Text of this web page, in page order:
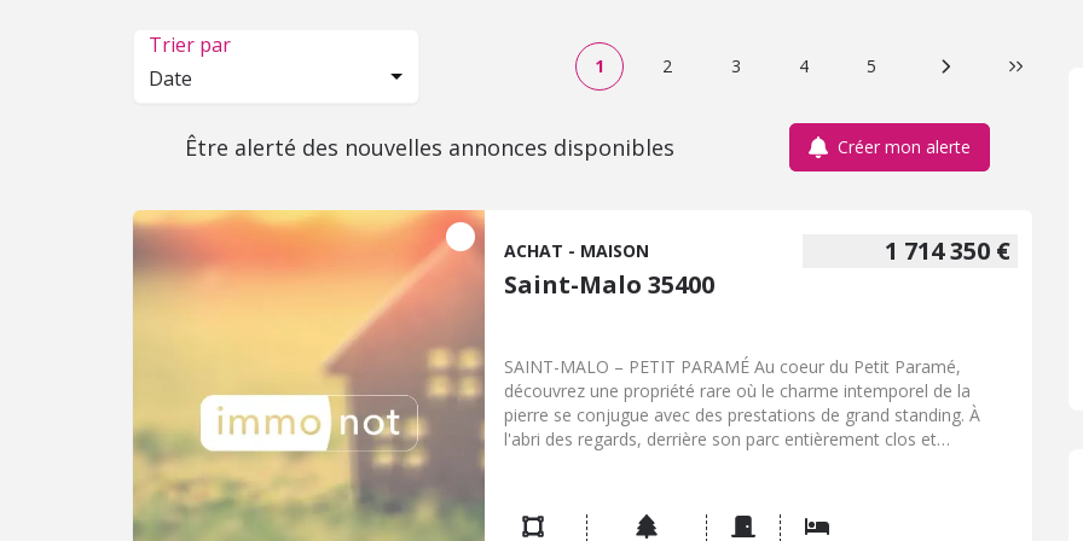
Trier par
Date
1 2 3 4 5 Page suivanteDernière
Être alerté des nouvelles annonces disponibles Créer mon alerte
1 714 350 €
ACHAT - MAISON
Saint-Malo 35400
SAINT-MALO – PETIT PARAMÉ Au coeur du Petit Paramé,
découvrez une propriété rare où le charme intemporel de la
pierre se conjugue avec des prestations de grand standing. À
l'abri des regards, derrière son parc entièrement clos et
absolu. La maison principale, entièrement rénovée avec des
matériaux de qualité, développe de généreux volumes. Dès